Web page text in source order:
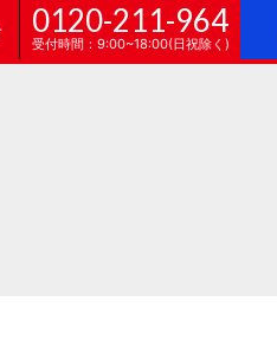
0120-211-964
受付時間：9:00~18:00(日祝除く)